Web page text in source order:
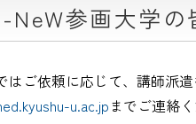
NeW参画大学の
はご依頼に応じて、講師派遣
u.ac.jpまでご連絡く